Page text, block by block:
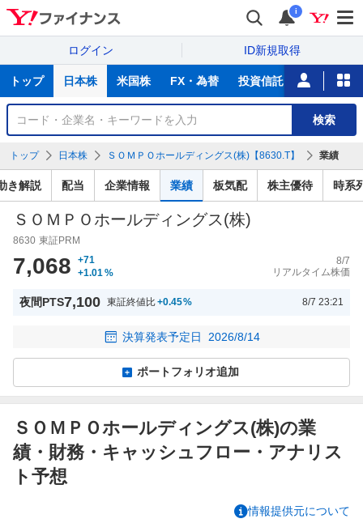
i
ログイン ID新規取得
サ
トップ 日本株 米国株 FX・為替 投資信託 ニュース
銘
検
索
検索
トップ 日本株 ＳＯＭＰＯホールディングス(株)【8630.T】 業績
き解説 配当 企業情報 業績 板気配 株主優待 時系
ＳＯＭＰＯホールディングス(株)
8630 東証PRM
7,068
+71
+1.01 %
8/7
リアルタイム株価
夜間PTS7,100 東証終値比+0.45% 8/7 23:21
決算発表予定日 2026/8/14
ポートフォリオ追加
ＳＯＭＰＯホールディングス(株)の業
績・財務・キャッシュフロー・アナリス
ト予想
情報提供元について